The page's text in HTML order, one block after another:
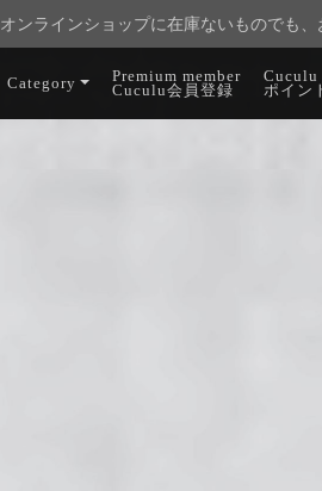
オンラインショップに在庫ないものでも、
Category
Premium member
Cuculu会員登録
ポイン